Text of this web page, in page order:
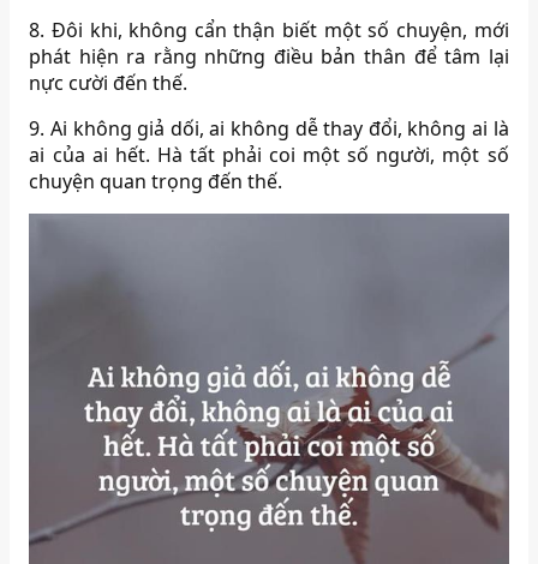
8. Đôi khi, không cẩn thận biết một số chuyện, mới
phát hiện ra rằng những điều bản thân để tâm lại
nực cười đến thế.
9. Ai không giả dối, ai không dễ thay đổi, không ai là
ai của ai hết. Hà tất phải coi một số người, một số
chuyện quan trọng đến thế.